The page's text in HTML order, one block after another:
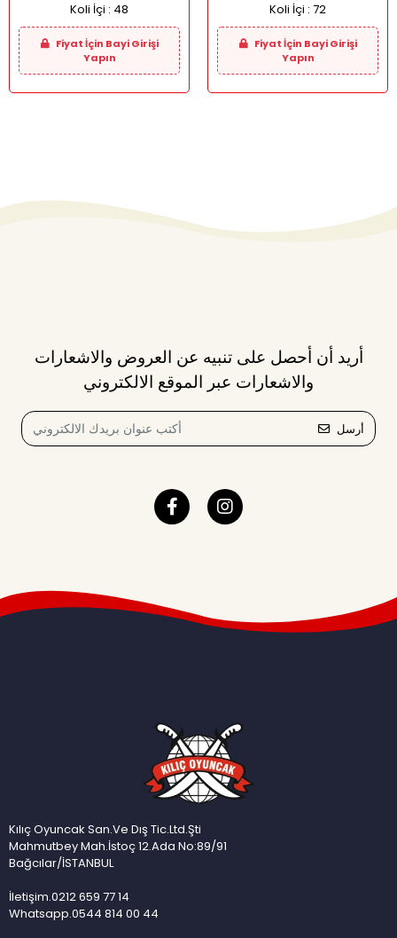
Koli İçi : 48
Fiyat İçin Bayi Girişi
Yapın
Koli İçi : 72
Fiyat İçin Bayi Girişi
Yapın
أريد أن أحصل على تنبيه عن العروض والاشعارات
والاشعارات عبر الموقع الالكتروني
أرسل
Kılıç Oyuncak San.Ve Dış Tic.Ltd.Şti
Mahmutbey Mah.İstoç 12.Ada No:89/91
Bağcılar/İSTANBUL
İletişim.0212 659 77 14
Whatsapp.0544 814 00 44